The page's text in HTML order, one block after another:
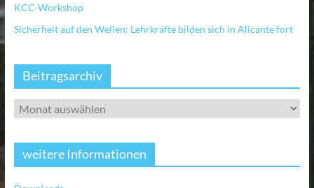
KCC-Workshop
Sicherheit auf den Wellen: Lehrkräfte bilden sich in Alicante fort
Beitragsarchiv
weitere Informationen